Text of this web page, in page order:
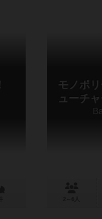
モノポ
ューチ